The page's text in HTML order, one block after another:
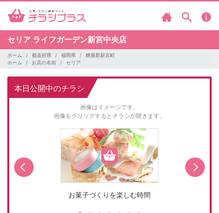
セリア ライフガーデン新宮中央店
ホーム 都道府県 福岡県
糟屋郡新宮町
ホーム
お店の名前 セリア
本日公開中のチラシ
画像はイメージです。
画像をクリックするとチラシが開きます。
お菓子づくりを楽しむ時間